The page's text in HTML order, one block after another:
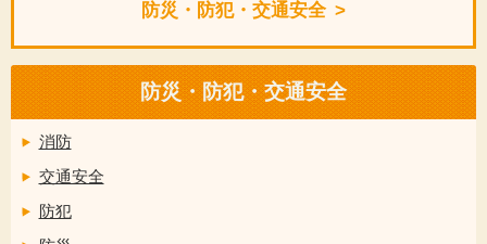
防災・防犯・交通安全
防災・防犯・交通安全
消防
交通安全
防犯